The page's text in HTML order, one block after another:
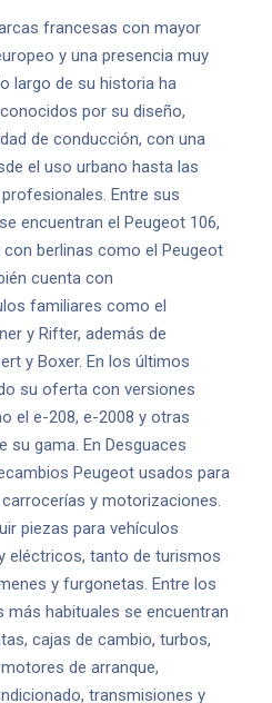
francesas con mayor
y una presencia muy
largo de su historia ha
por su diseño,
de conducción, con una
el uso urbano hasta las
Entre sus
encuentran el Peugeot 106,
con berlinas como el Peugeot
cuenta con
familiares como el
y Rifter, además de
y Boxer. En los últimos
su oferta con versiones
el e-208, e-2008 y otras
su gama. En Desguaces
Peugeot usados para
y motorizaciones.
piezas para vehículos
eléctricos, tanto de turismos
y furgonetas. Entre los
habituales se encuentran
cajas de cambio, turbos,
de arranque,
transmisiones y